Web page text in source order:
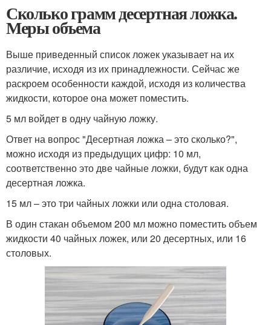
Сколько грамм десертная ложка.
Меры объема
Выше приведенный список ложек указывает на их
различие, исходя из их принадлежности. Сейчас же
раскроем особенности каждой, исходя из количества
жидкости, которое она может поместить.
5 мл войдет в одну чайную ложку.
Ответ на вопрос "Десертная ложка – это сколько?",
можно исходя из предыдущих цифр: 10 мл,
соответственно это две чайные ложки, будут как одна
десертная ложка.
15 мл – это три чайных ложки или одна столовая.
В один стакан объемом 200 мл можно поместить объем
жидкости 40 чайных ложек, или 20 десертных, или 16
столовых.